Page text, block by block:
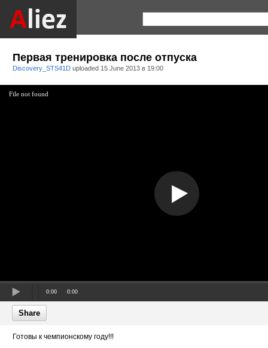
Первая тренировка после отпуска
Discovery_STS41D uploaded 15 June 2013 в 19:00
File not found
0:00 0:00
Share
Готовы к чемпионскому году!!!